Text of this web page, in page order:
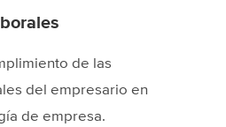
de las
del empresario en
de empresa.